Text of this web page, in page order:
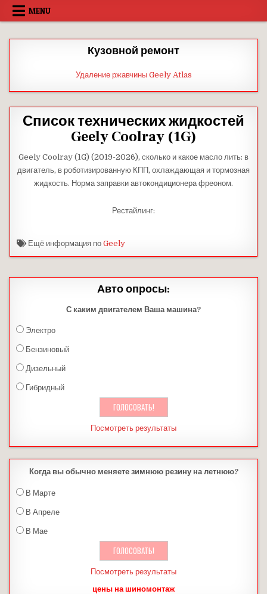
Skip
MENU
Кузовной ремонт
Удаление ржавчины Geely Atlas
Список технических жидкостей
Geely Coolray (1G)
Geely Coolray (1G) (2019-2026), сколько и какое масло лить: в
двигатель, в роботизированную КПП, охлаждающая и тормозная
жидкость. Норма заправки автокондиционера фреоном.
Рестайлинг:
Ещё информация поGeely
Авто опросы:
С каким двигателем Ваша машина?
Электро
Бензиновый
Дизельный
Гибридный
Посмотреть результаты
Когда вы обычно меняете зимнюю резину на летнюю?
В Марте
В Апреле
В Мае
Посмотреть результаты
цены на шиномонтаж